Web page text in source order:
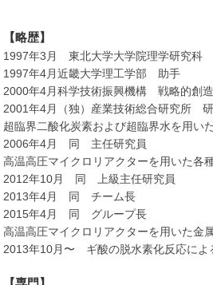
【略歴】
1997年3月 東北大学大学院理学研究
1997年4月近畿大学理工学部 助手
2000年4月科学技術振興機構 戦略的創
2001年4月（独）産業技術総合研究所
超臨界二酸化炭素および超臨界水を用い
2006年4月 同 主任研究員
高温高圧マイクロリアクターを用いた各
2012年10月 同 上級主任研究員
2013年4月 同 チーム長
2015年4月 同 グループ長
高温高圧マイクロリアクターを用いた金
2013年10月〜 ギ酸の脱水素化反応によ